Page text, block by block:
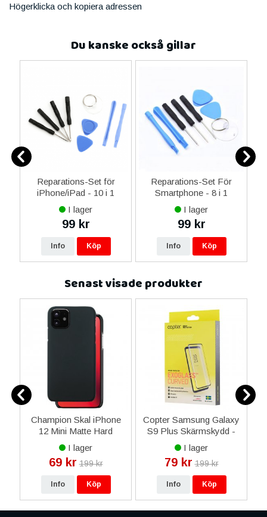
Högerklicka och kopiera adressen
Du kanske också gillar
Reparations-Set för
iPhone/iPad - 10 i 1
I lager
99 kr
Info Köp
Reparations-Set För
Smartphone - 8 i 1
I lager
99 kr
Info Köp
Senast visade produkter
Champion Skal iPhone
12 Mini Matte Hard
Cover - Svart
I lager
69 kr 199 kr
Info Köp
Copter Samsung Galaxy
S9 Plus Skärmskydd -
Exoglass Curved Edge
Glue - Svart
I lager
79 kr 199 kr
Info Köp